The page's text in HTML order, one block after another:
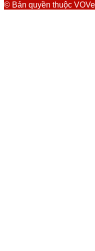
© Bản quyền thuộc